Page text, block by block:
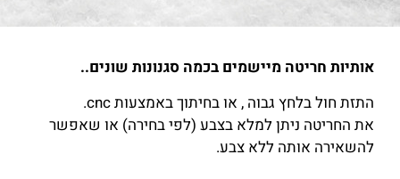
אותיות חריטה מיישמים בכמה סגנונות שונים..
התזת חול בלחץ גבוה , או בחיתוך באמצעות cnc.
את החריטה ניתן למלא בצבע (לפי בחירה) או שאפשר
להשאירה אותה ללא צבע.